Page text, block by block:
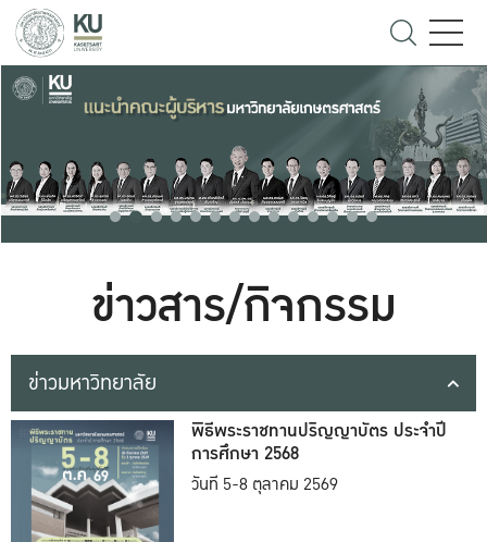
ข่าวสาร/กิจกรรม
ข่าวมหาวิทยาลัย
พิธีพระราชทานปริญญาบัตร ประจำปี
การศึกษา 2568
วันที่ 5-8 ตุลาคม 2569